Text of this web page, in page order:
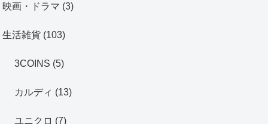
映画・ドラマ (3)
生活雑貨 (103)
3COINS (5)
カルディ (13)
ユニクロ (7)